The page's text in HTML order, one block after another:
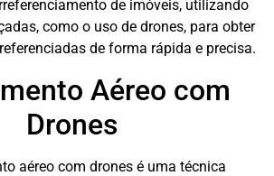
de imóveis, utilizando
como o uso de drones, para obter
de forma rápida e precisa.
Aéreo com
Drones
aéreo com drones é uma técnica